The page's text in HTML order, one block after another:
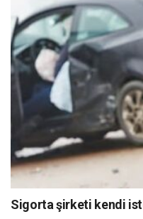
Sigorta şirketi kendi